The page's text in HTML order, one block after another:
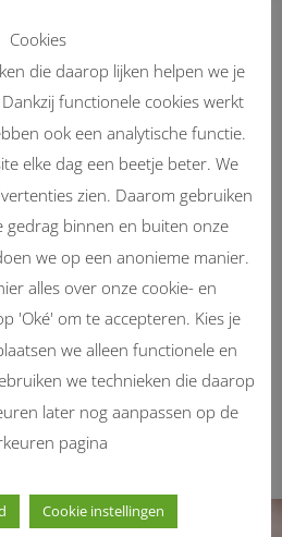
Reparaties
reparatie mogelijkheden?
op afstand
op met Hulp of afstand.
service
ook bij u op locatie!
weer topvorm!
Cookies
die daarop lijken helpen we je
functionele cookies werkt
ook een analytische functie.
elke dag een beetje beter. We
zien. Daarom gebruiken
gedrag binnen en buiten onze
we op een anonieme manier.
alles over onze cookie- en
'Oké' om te accepteren. Kies je
we alleen functionele en
we technieken die daarop
later nog aanpassen op de
pagina
Cookie instellingen